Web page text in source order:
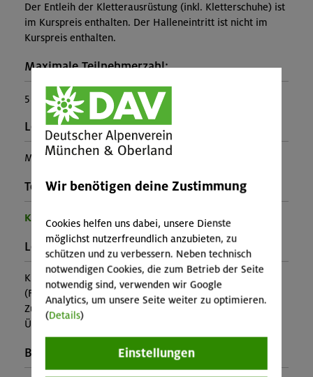
Der Entleih der Kletterausrüstung (inkl. Kletterschuhe) ist
im Kurspreis enthalten. Der Halleneintritt ist nicht im
Kurspreis enthalten.
Maximale Teilnehmerzahl:
5
Leiter*in:
Markus Blersch
Teilprogramm:
Kinder- und Jugendprogramm
Leistung:
Kursleitung, Ausrüstung
(Falls nicht in den Leistungen inbegriffen, fallen
Zusatzkosten für z.B. An- und Abreise, Verpflegung,
Übernachtung oder Skipass an.)
Buchungscode:
Wir benötigen deine Zustimmung
Cookies helfen uns dabei, unsere Dienste
möglichst nutzerfreundlich anzubieten, zu
schützen und zu verbessern. Neben technisch
notwendigen Cookies, die zum Betrieb der Seite
notwendig sind, verwenden wir Google
Analytics, um unsere Seite weiter zu optimieren.
(Details)
Einstellungen